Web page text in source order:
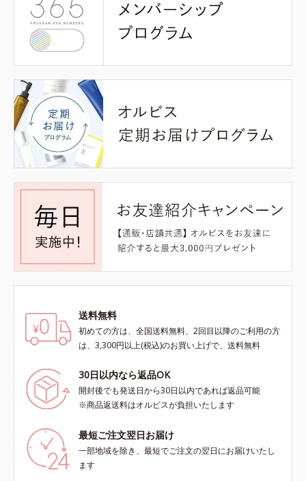
送料無料
初めての方は、全国送料無料、2回目以降のご利用の方
は、3,300円以上(税込)のお買い上げで、送料無料
30日以内なら返品OK
開封後でも発送日から30日以内であれば返品可能
※商品返送料はオルビスが負担いたします
最短ご注文翌日お届け
一部地域を除き、最短でご注文の翌日にお届けいたし
ます